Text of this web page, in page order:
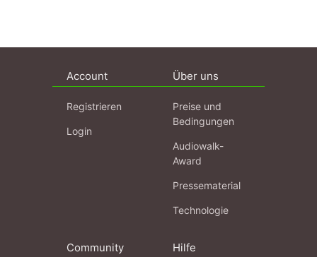
Account
Registrieren
Login
Über uns
Preise und
Bedingungen
Audiowalk-
Award
Pressematerial
Technologie
Community Hilfe